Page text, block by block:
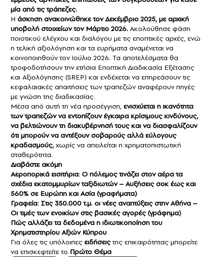
μία από τις τράπεζες.
Η άσκηση ανακοινώθηκε τον Δεκέμβριο 2025, με αρχική
υποβολή στοιχείων τον Μάρτιο 2026. Ακολούθησε φάση
ποιοτικού ελέγχου και διαλόγου με τις εποπτικές αρχές, ενώ
η τελική αξιολόγηση και τα ευρήματα αναμένεται να
κοινοποιηθούν τον Ιούλιο 2026. Τα αποτελέσματα θα
τροφοδοτήσουν την ετήσια Εποπτική Διαδικασία Εξέτασης
και Αξιολόγησης (SREP) και ενδέχεται να επηρεάσουν τις
κεφαλαιακές απαιτήσεις των τραπεζών αναφέρουν πηγές
με γνώση της διαδικασίας.
Μέσα από αυτή τη νέα προσέγγιση, ενισχύεται η ικανότητα
των τραπεζών να εντοπίζουν έγκαιρα κρίσιμους κινδύνους,
να βελτιώνουν τη διακυβέρνησή τους και να διασφαλίζουν
ότι μπορούν να αντέξουν σοβαρούς αλλά εύλογους
κραδασμούς,χωρίς να απειλείται η χρηματοπιστωτική
σταθερότητα.
Διαβάστε ακόμη
Αεροπορικά εισιτήρια: Ο πόλεμος τινάζει στον αέρα τα
σχέδια εκατομμυρίων ταξιδιωτών – Αυξήσεις σοκ έως και
560% σε Ευρώπη και Ασία (γραφήματα)
Γραφεία: Στις 350.000 τ.μ. οι νέες αναπτύξεις στην Αθήνα –
Οι τιμές των ενοικίων στις βασικές αγορές (γράφημα)
Πώς αλλάζει τα δεδομένα η ιδιωτικοποίηση του
Χρηματιστηρίου Αξιών Κύπρου
Για όλες τις υπόλοιπες ειδήσειςτης επικαιρότητας μπορείτε
να επισκεφτείτε το Πρώτο Θέμα